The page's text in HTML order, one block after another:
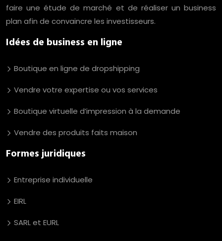
faire une étude de marché et de réaliser un business
plan afin de convaincre les investisseurs.
Idées de business en ligne
Boutique en ligne de dropshipping
Vendre votre expertise ou vos services
Boutique virtuelle d’impression à la demande
Vendre des produits faits maison
Formes juridiques
Entreprise individuelle
EIRL
SARL et EURL